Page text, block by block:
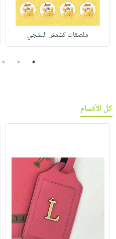
ملصقات كشمش التشجي
1
2
3
كل الأقسام